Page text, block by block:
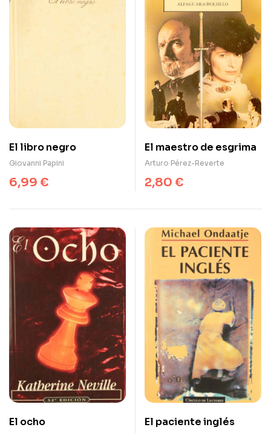
El libro negro
Giovanni Papini
6,99 €
El maestro de esgrima
Arturo Pérez-Reverte
2,80 €
El ocho El paciente inglés